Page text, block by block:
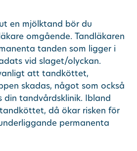
en mjölktand bör du
omgående. Tandläkaren
tanden som ligger i
vid slaget/olyckan.
att tandköttet,
skadas, något som också
din tandvårdsklinik. Ibland
då ökar risken för
permanenta